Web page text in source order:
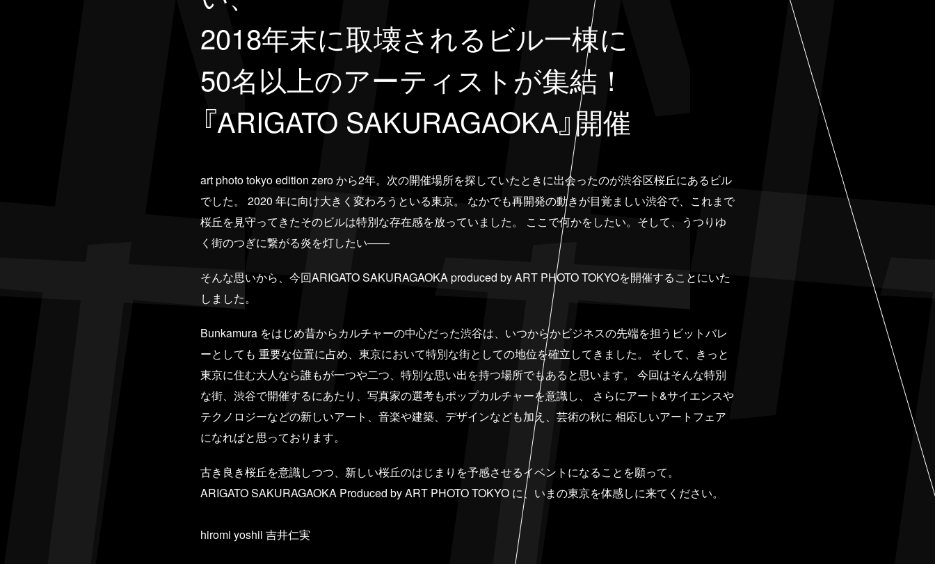
2018年末に取壊されるビル一棟に
50名以上のアーティストが集結！
『ARIGATO SAKURAGAOKA』開催
art photo tokyo edition zero から2年。次の開催場所を探していたときに出会ったのが渋谷区桜丘にあるビル
でした。 2020 年に向け大きく変わろうといる東京。 なかでも再開発の動きが目覚ましい渋谷で、これまで
桜丘を見守ってきたそのビルは特別な存在感を放っていました。 ここで何かをしたい。そして、うつりゆ
く街のつぎに繋がる炎を灯したい――
そんな思いから、今回ARIGATO SAKURAGAOKA produced by ART PHOTO TOKYOを開催することにいた
しました。
Bunkamura をはじめ昔からカルチャーの中心だった渋谷は、いつからかビジネスの先端を担うビットバレ
ーとしても 重要な位置に占め、東京において特別な街としての地位を確立してきました。 そして、きっと
東京に住む大人なら誰もが一つや二つ、特別な思い出を持つ場所でもあると思います。 今回はそんな特別
な街、渋谷で開催するにあたり、写真家の選考もポップカルチャーを意識し、 さらにアート&サイエンスや
テクノロジーなどの新しいアート、音楽や建築、デザインなども加え、芸術の秋に 相応しいアートフェア
になればと思っております。
古き良き桜丘を意識しつつ、新しい桜丘のはじまりを予感させるイベントになることを願って。
ARIGATO SAKURAGAOKA Produced by ART PHOTO TOKYO に、いまの東京を体感しに来てください。
hiromi yoshii 吉井仁実